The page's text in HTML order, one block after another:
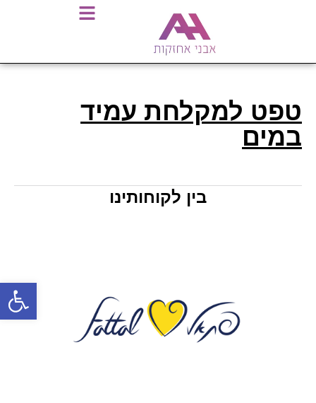
טפט למקלחת עמיד
במים
בין לקוחותינו
פתח